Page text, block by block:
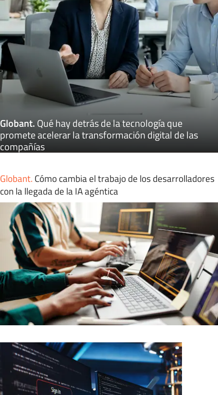
Globant.Qué hay detrás de la tecnología que
promete acelerar la transformación digital de las
compañías
Globant. Cómo cambia el trabajo de los desarrolladores
con la llegada de la IA agéntica